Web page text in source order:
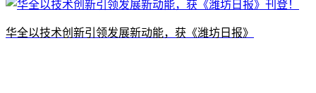
​华全以技术创新引领发展新动能，获《潍坊日报》